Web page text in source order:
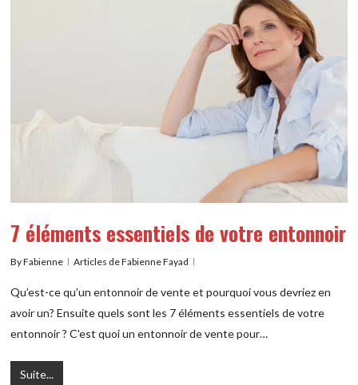
7 éléments essentiels de votre entonnoir
ByFabienne Articles de Fabienne Fayad
Qu’est-ce qu’un entonnoir de vente et pourquoi vous devriez en
avoir un? Ensuite quels sont les 7 éléments essentiels de votre
entonnoir ? C'est quoi un entonnoir de vente pour…
Suite...